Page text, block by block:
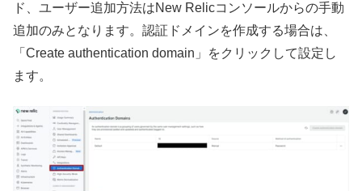
ド、ユーザー追加方法はNew Relicコンソールからの手動
追加のみとなります。認証ドメインを作成する場合は、
「Create authentication domain」をクリックして設定し
ます。